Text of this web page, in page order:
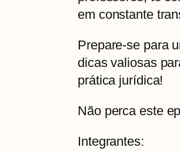
em constante
Prepare-se para
dicas valiosas
prática jurídica!
Não perca este
Integrantes: